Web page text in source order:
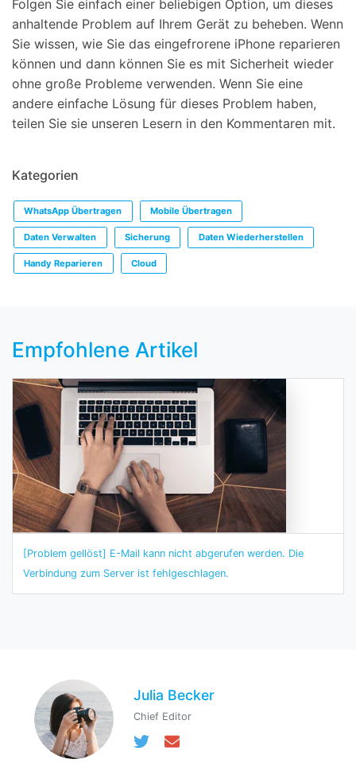
Folgen Sie einfach einer beliebigen Option, um dieses
anhaltende Problem auf Ihrem Gerät zu beheben. Wenn
Sie wissen, wie Sie das eingefrorene iPhone reparieren
können und dann können Sie es mit Sicherheit wieder
ohne große Probleme verwenden. Wenn Sie eine
andere einfache Lösung für dieses Problem haben,
teilen Sie sie unseren Lesern in den Kommentaren mit.
Kategorien
WhatsApp Übertragen Mobile Übertragen
Daten Verwalten Sicherung Daten Wiederherstellen
Handy Reparieren Cloud
Empfohlene Artikel
[Problem gellöst] E-Mail kann nicht abgerufen werden. Die
Verbindung zum Server ist fehlgeschlagen.
Julia Becker
Chief Editor